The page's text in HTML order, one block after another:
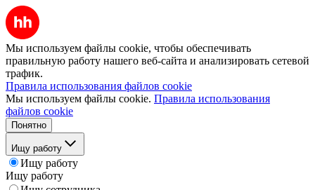
Мы используем файлы cookie, чтобы обеспечивать
правильную работу нашего веб-сайта и анализировать сетевой
трафик.
Правила использования файлов cookie
Мы используем файлы cookie. Правила использования
файлов cookie
Понятно
Ищу работу
Ищу работу
Ищу работу